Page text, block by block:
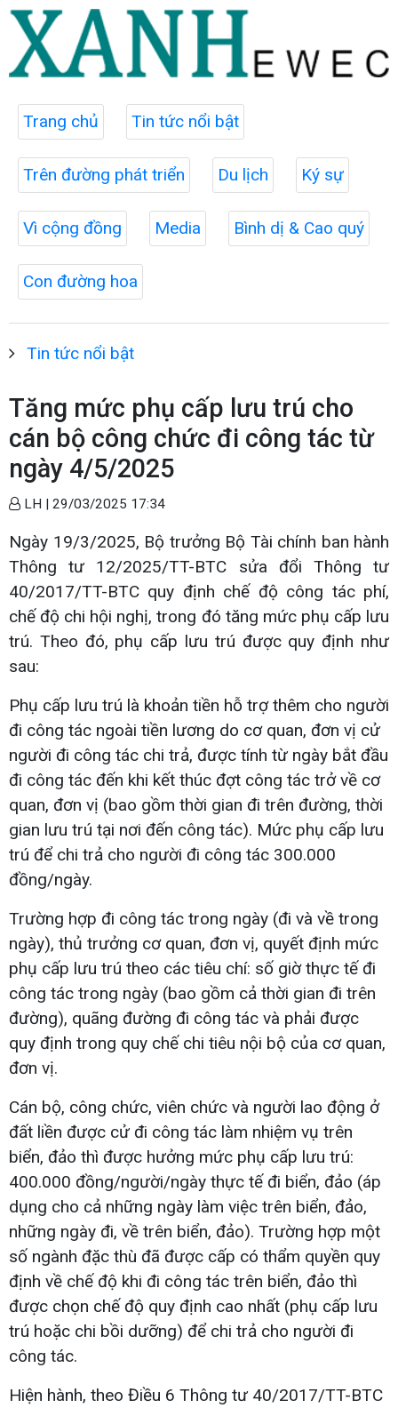
Trang chủ Tin tức nổi bật
Trên đường phát triển Du lịch Ký sự
Vì cộng đồng Media Bình dị & Cao quý
Con đường hoa
Tin tức nổi bật
Tăng mức phụ cấp lưu trú cho
cán bộ công chức đi công tác từ
ngày 4/5/2025
LH | 29/03/2025 17:34
Ngày 19/3/2025, Bộ trưởng Bộ Tài chính ban hành
Thông tư 12/2025/TT-BTC sửa đổi Thông tư
40/2017/TT-BTC quy định chế độ công tác phí,
chế độ chi hội nghị, trong đó tăng mức phụ cấp lưu
trú. Theo đó, phụ cấp lưu trú được quy định như
sau:
Phụ cấp lưu trú là khoản tiền hỗ trợ thêm cho người
đi công tác ngoài tiền lương do cơ quan, đơn vị cử
người đi công tác chi trả, được tính từ ngày bắt đầu
đi công tác đến khi kết thúc đợt công tác trở về cơ
quan, đơn vị (bao gồm thời gian đi trên đường, thời
gian lưu trú tại nơi đến công tác). Mức phụ cấp lưu
trú để chi trả cho người đi công tác 300.000
đồng/ngày.
Trường hợp đi công tác trong ngày (đi và về trong
ngày), thủ trưởng cơ quan, đơn vị, quyết định mức
phụ cấp lưu trú theo các tiêu chí: số giờ thực tế đi
công tác trong ngày (bao gồm cả thời gian đi trên
đường), quãng đường đi công tác và phải được
quy định trong quy chế chi tiêu nội bộ của cơ quan,
đơn vị.
Cán bộ, công chức, viên chức và người lao động ở
đất liền được cử đi công tác làm nhiệm vụ trên
biển, đảo thì được hưởng mức phụ cấp lưu trú:
400.000 đồng/người/ngày thực tế đi biển, đảo (áp
dụng cho cả những ngày làm việc trên biển, đảo,
những ngày đi, về trên biển, đảo). Trường hợp một
số ngành đặc thù đã được cấp có thẩm quyền quy
định về chế độ khi đi công tác trên biển, đảo thì
được chọn chế độ quy định cao nhất (phụ cấp lưu
trú hoặc chi bồi dưỡng) để chi trả cho người đi
công tác.
Hiện hành, theo Điều 6 Thông tư 40/2017/TT-BTC